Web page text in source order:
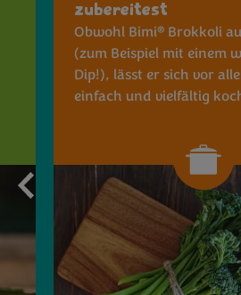
zubereitest
Obwohl Bimi® Brokkoli
(zum Beispiel mit einem
Dip!), lässt er sich vor
einfach und vielfältig